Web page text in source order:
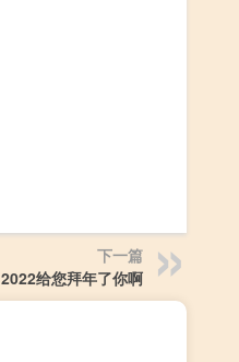
下一篇
2022给您拜年了你啊